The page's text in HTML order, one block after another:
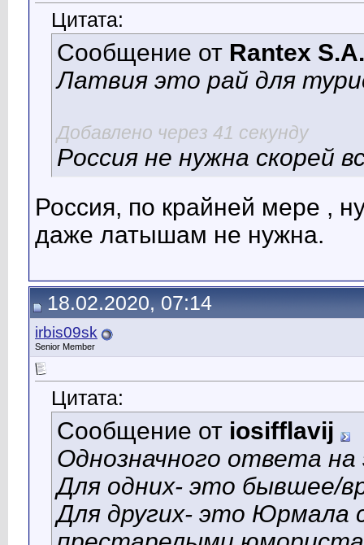
Цитата:
Сообщение от Rantex S.A.
Латвия это рай для
Добавлено через 41 секунду
Россия не нужна скорей
Россия, по крайней мере ,
даже латышам не нужна.
18.02.2020, 07:14
irbis09sk
Senior Member
Цитата:
Сообщение от iosifflavij
Однозначного ответа
Для одних- это бывшее/
Для других- это Юрмала